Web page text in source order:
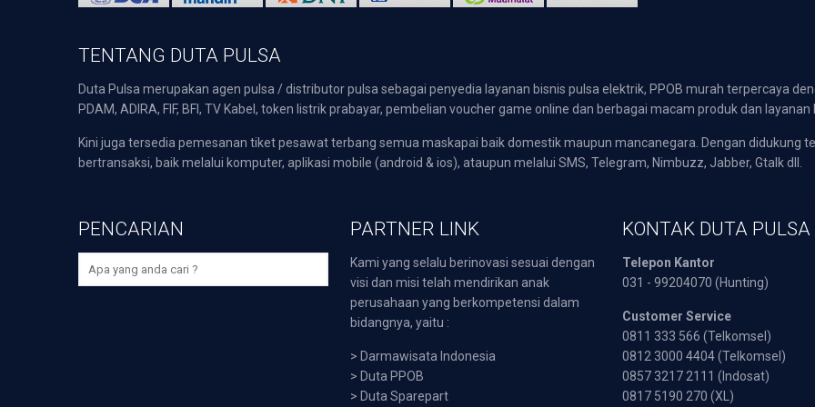
TENTANG DUTA PULSA
Duta Pulsa merupakan agen pulsa / distributor pulsa sebagai penyedia layanan bisnis pulsa elektrik, PPOB murah terpercaya
PDAM, ADIRA, FIF, BFI, TV Kabel, token listrik prabayar, pembelian voucher game online dan berbagai macam produk dan layanan
Kini juga tersedia pemesanan tiket pesawat terbang semua maskapai baik domestik maupun mancanegara. Dengan didukung
bertransaksi, baik melalui komputer, aplikasi mobile (android & ios), ataupun melalui SMS, Telegram, Nimbuzz, Jabber, Gtalk dll.
PENCARIAN PARTNER LINK
Kami yang selalu berinovasi sesuai dengan
visi dan misi telah mendirikan anak
perusahaan yang berkompetensi dalam
bidangnya, yaitu :
> Darmawisata Indonesia
> Duta PPOB
> Duta Sparepart
KONTAK DUTA PULSA
Telepon Kantor
031 - 99204070 (Hunting)
Customer Service
0811 333 566 (Telkomsel)
0812 3000 4404 (Telkomsel)
0857 3217 2111 (Indosat)
0817 5190 270 (XL)